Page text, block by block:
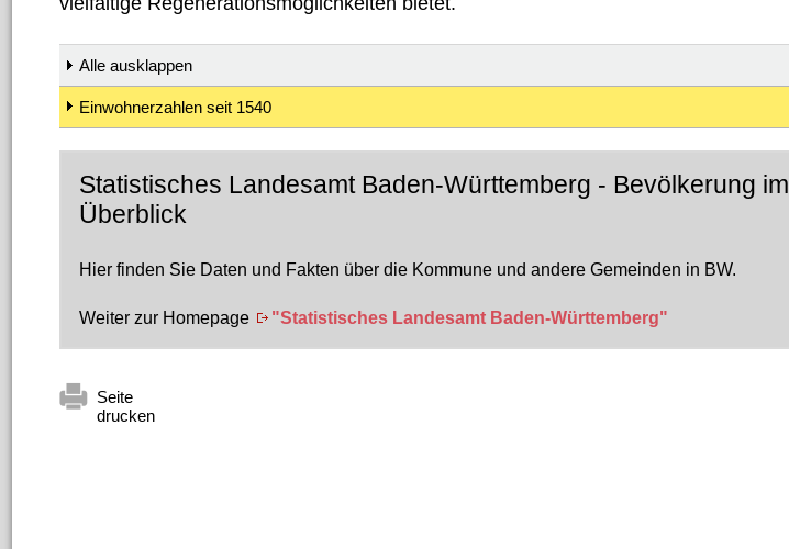
Alle ausklappen
Einwohnerzahlen seit 1540
Statistisches Landesamt Baden-Württemberg - Bevölkerung im
Überblick
Hier finden Sie Daten und Fakten über die Kommune und andere Gemeinden in BW.
Weiter zur Homepage "Statistisches Landesamt Baden-Württemberg"
Seite
drucken